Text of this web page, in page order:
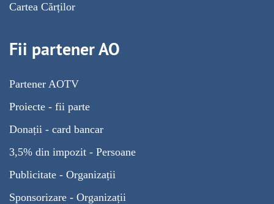
Cartea Cărților
Fii partener AO
Partener AOTV
Proiecte - fii parte
Donații - card bancar
3,5% din impozit - Persoane
Publicitate - Organizații
Sponsorizare - Organizații